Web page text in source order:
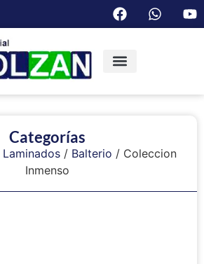
Categorías
Laminados / Balterio / Coleccion
Inmenso